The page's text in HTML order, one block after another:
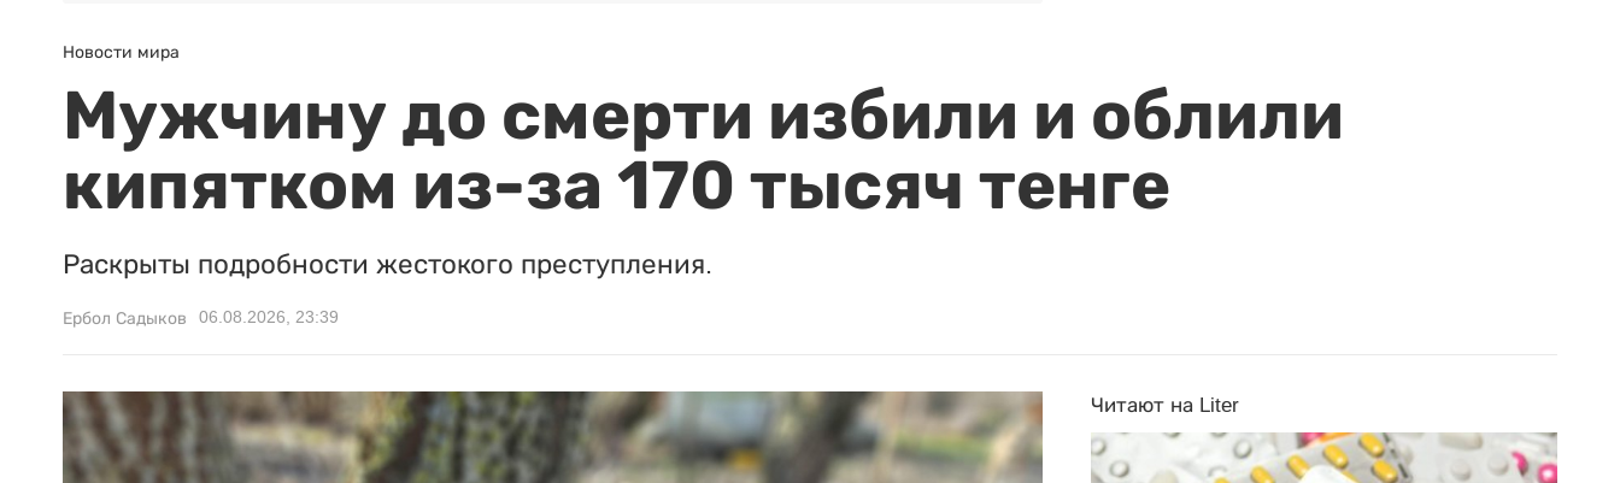
Новости мира
Мужчину до смерти избили и облили
кипятком из-за 170 тысяч тенге
Раскрыты подробности жестокого преступления.
Ербол Садыков 06.08.2026, 23:39
Читают на Liter